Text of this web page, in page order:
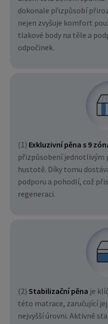
dokonale přizpůsobí
nejen zvyšuje komfort
tlakové body na těle a
odpočinek.
(1) Exkluzivní pěna s 9
přizpůsobení jednotlivým
hustotě. Díky tomu
podporu a pohodlí, což
regeneraci.
(2) Stabilizační pěna je
této matrace, zaručující
nejvyšší úrovni. Aktivně